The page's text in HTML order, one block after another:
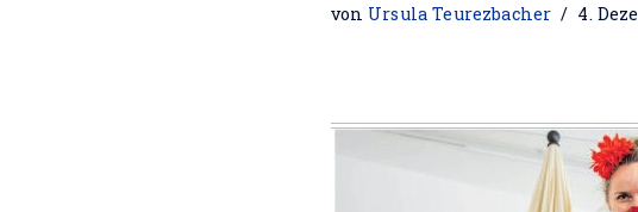
von Ursula Teurezbacher 4.